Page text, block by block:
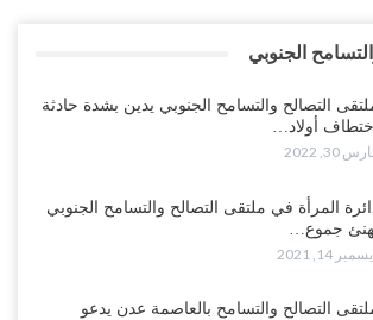
الجنوبي
التصالح والتسامح الجنوبي يدين بشدة حادثة
إختطاف أولاد…
30, 2022
المرأة في ملتقى التصالح والتسامح الجنوبي
جموع…
14, 2021
التصالح والتسامح بالعاصمة عدن يدعو